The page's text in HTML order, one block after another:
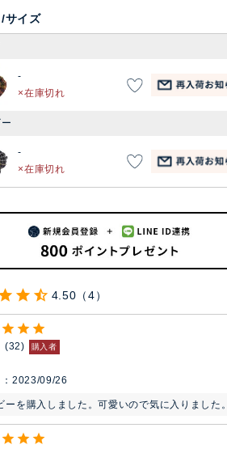
サイズ
-
在庫切れ
-
在庫切れ
4.50 4
32 購入者
2023/09/26
ーを購入しました。可愛いので気に入りました。